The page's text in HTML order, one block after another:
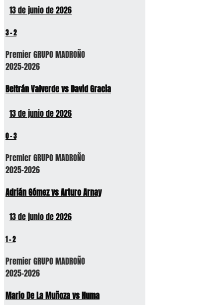
13 de junio de 2026
3-2
Premier GRUPO MADROÑO
2025-2026
Beltrán Valverde vs David Gracia
13 de junio de 2026
0-3
Premier GRUPO MADROÑO
2025-2026
Adrián Gómez vs Arturo Arnay
13 de junio de 2026
1-2
Premier GRUPO MADROÑO
2025-2026
Mario De La Muñoza vs Numa